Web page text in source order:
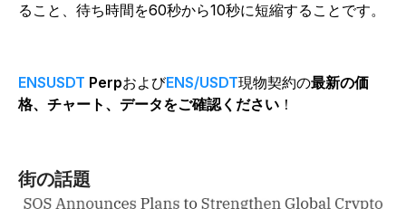
ること、待ち時間を60秒から10秒に短縮することです。
ENSUSDT PerpおよびENS/USDT現物契約の最新の価
格、チャート、データをご確認ください ！
街の話題